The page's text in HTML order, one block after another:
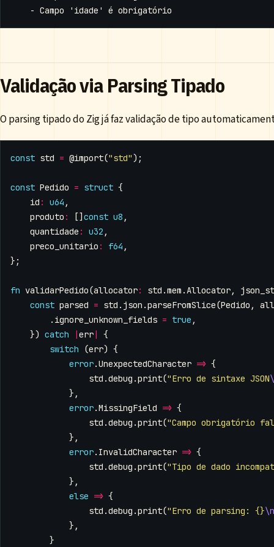
Validação via Parsing Tipado
O parsing tipado do Zig já faz validação de tipo
const std = @import("std");
const Pedido = struct {
id : u64 ,
produto : [] const u8 ,
quantidade : u32 ,
preco_unitario : f64 ,
};
fn validarPedido(allocator: std .mem .Allocator,
const parsed = std . json .parseFromSlice(Pedido ,
. ignore_unknown_fields = true ,
}) catch |err|
{
switch
(err) {
error.UnexpectedCharacter => {
std .debug .print("Erro de sintaxe JSON
},
error.MissingField => {
std .debug .print("Campo obrigatório
},
error. InvalidCharacter => {
std .debug .print("Tipo de dado
},
else => {
std .debug .print("Erro de parsing: {}\n
},
}